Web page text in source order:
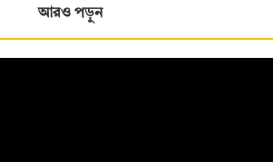
আরও পড়ুন